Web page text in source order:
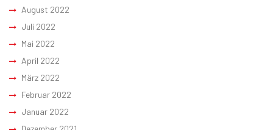
August 2022
Juli 2022
Mai 2022
April 2022
März 2022
Februar 2022
Januar 2022